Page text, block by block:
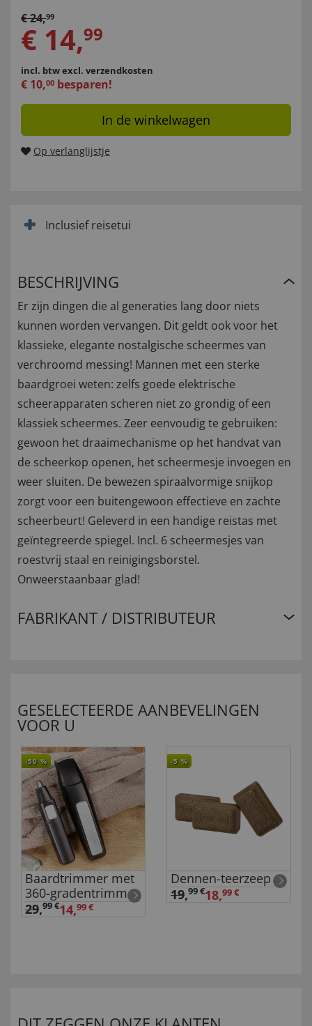
€24,99
€ 14,99
incl. btwexcl. verzendkosten
€ 10,00 besparen!
In de winkelwagen
Op verlanglijstje
Inclusief reisetui
BESCHRIJVING
Er zijn dingen die al generaties lang door niets
kunnen worden vervangen. Dit geldt ook voor het
klassieke, elegante nostalgische scheermes van
verchroomd messing! Mannen met een sterke
baardgroei weten: zelfs goede elektrische
scheerapparaten scheren niet zo grondig of een
klassiek scheermes. Zeer eenvoudig te gebruiken:
gewoon het draaimechanisme op het handvat van
de scheerkop openen, het scheermesje invoegen en
weer sluiten. De bewezen spiraalvormige snijkop
zorgt voor een buitengewoon effectieve en zachte
scheerbeurt! Geleverd in een handige reistas met
geïntegreerde spiegel. Incl. 6 scheermesjes van
roestvrij staal en reinigingsborstel.
Onweerstaanbaar glad!
FABRIKANT / DISTRIBUTEUR
GESELECTEERDE AANBEVELINGEN
VOOR U
-50 %
Baardtrimmer met
360-gradentrimmer
29,99 €14,99 €
-5 %
Dennen-teerzeep
19,99 €18,99 €